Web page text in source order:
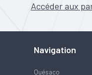
Accéder aux
Navigation
Quésaco